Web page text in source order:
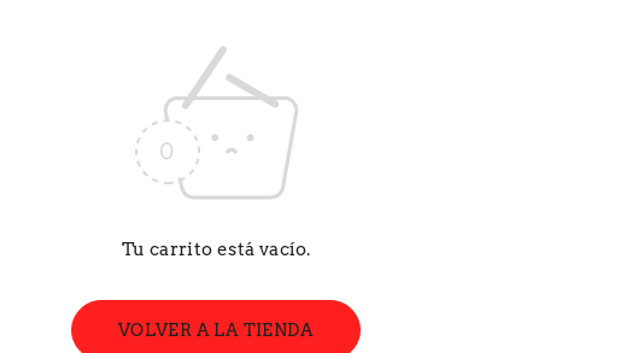
Tu carrito está vacío.
VOLVER A LA TIENDA